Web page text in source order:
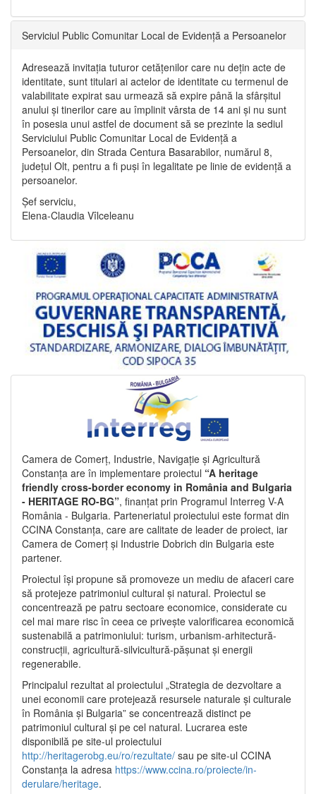
Serviciul Public Comunitar Local de Evidență a Persoanelor
Adresează invitația tuturor cetățenilor care nu dețin acte de
identitate, sunt titulari ai actelor de identitate cu termenul de
valabilitate expirat sau urmează să expire până la sfârșitul
anului și tinerilor care au împlinit vârsta de 14 ani și nu sunt
în posesia unui astfel de document să se prezinte la sediul
Serviciului Public Comunitar Local de Evidență a
Persoanelor, din Strada Centura Basarabilor, numărul 8,
județul Olt, pentru a fi puși în legalitate pe linie de evidență a
persoanelor.
Șef serviciu,
Elena-Claudia Vîlceleanu
Camera de Comerț, Industrie, Navigație și Agricultură
Constanța are în implementare proiectul “A heritage
friendly cross-border economy in România and Bulgaria
- HERITAGE RO-BG”, finanțat prin Programul Interreg V-A
România - Bulgaria. Parteneriatul proiectului este format din
CCINA Constanța, care are calitate de leader de proiect, iar
Camera de Comerț și Industrie Dobrich din Bulgaria este
partener.
Proiectul își propune să promoveze un mediu de afaceri care
să protejeze patrimoniul cultural și natural. Proiectul se
concentrează pe patru sectoare economice, considerate cu
cel mai mare risc în ceea ce privește valorificarea economică
sustenabilă a patrimoniului: turism, urbanism-arhitectură-
construcții, agricultură-silvicultură-pășunat și energii
regenerabile.
Principalul rezultat al proiectului „Strategia de dezvoltare a
unei economii care protejează resursele naturale și culturale
în România și Bulgaria” se concentrează distinct pe
patrimoniul cultural și pe cel natural. Lucrarea este
disponibilă pe site-ul proiectului
http://heritagerobg.eu/ro/rezultate/ sau pe site-ul CCINA
Constanța la adresa https://www.ccina.ro/proiecte/in-
derulare/heritage.